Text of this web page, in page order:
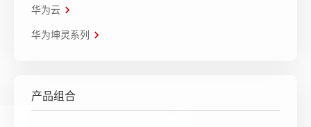
华为云
华为坤灵系列
产品组合